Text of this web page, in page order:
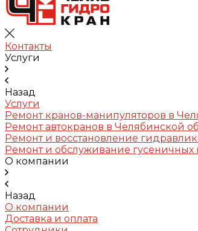
Контакты
Услуги
Назад
Услуги
Ремонт кранов-манипуляторов в
Ремонт автокранов в Челябинской
Ремонт и восстановление
Ремонт и обслуживание гусеничных
О компании
Назад
О компании
Доставка и оплата